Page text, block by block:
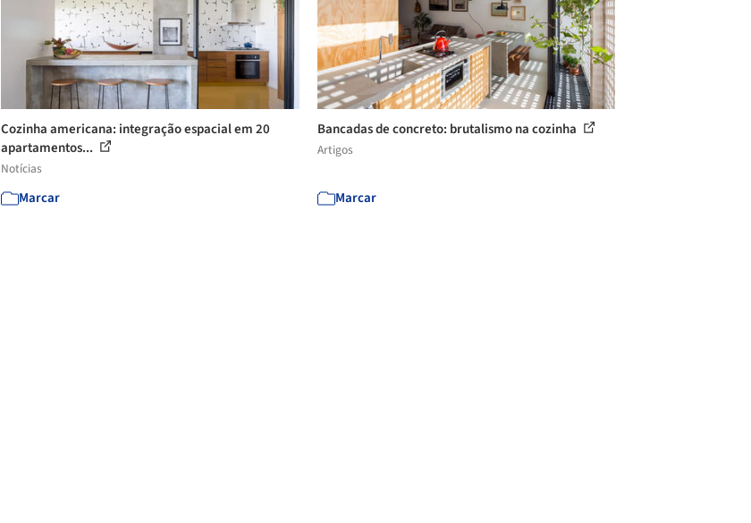
Cozinha americana: integração espacial em 20
apartamentos...
Notícias
Marcar
Bancadas de concreto: brutalismo na cozinha
Artigos
Marcar